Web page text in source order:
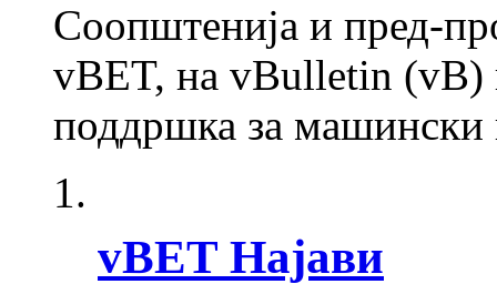
Соопштенија и пред-
vBET, на vBulletin (vB)
поддршка за машински
vBET Најави